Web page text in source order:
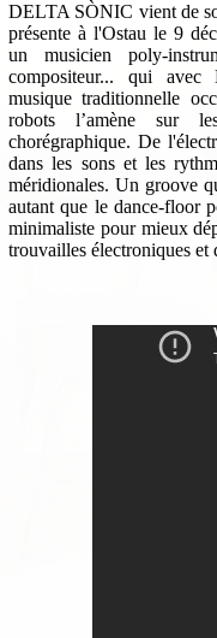
DELTA SÒNIC vient de
présente à l'Ostau le 9
un musicien poly-
compositeur... qui avec
musique traditionnelle
robots l’amène sur
chorégraphique. De
dans les sons et les
méridionales. Un groove
autant que le dance-floor
minimaliste pour mieux
trouvailles électroniques et